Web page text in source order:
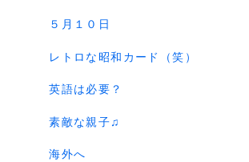
５月１０日
レトロな昭和カード（笑）
英語は必要？
素敵な親子♫
海外へ